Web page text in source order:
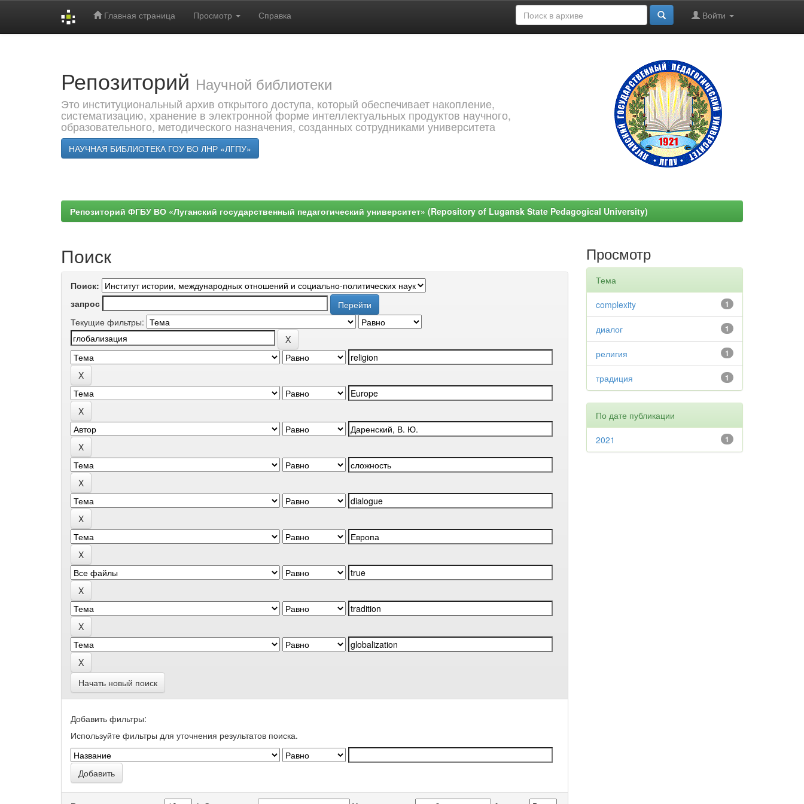
Главная страница Просмотр Справка Войти
Репозиторий Научной библиотеки
Это институциональный архив открытого доступа, который обеспечивает накопление,
систематизацию, хранение в электронной форме интеллектуальных продуктов научного,
образовательного, методического назначения, созданных сотрудниками университета
НАУЧНАЯ БИБЛИОТЕКА ГОУ ВО ЛНР «ЛГПУ»
Репозиторий ФГБУ ВО «Луганский государственный педагогический университет» (Repository of Lugansk State Pedagogical University)
Поиск
Поиск:
запрос
Текущие фильтры:
Начать новый поиск
Добавить фильтры:
Используйте фильтры для уточнения результатов поиска.
Просмотр
Тема
1
complexity
1
диалог
1
религия
1
традиция
По дате публикации
1
2021